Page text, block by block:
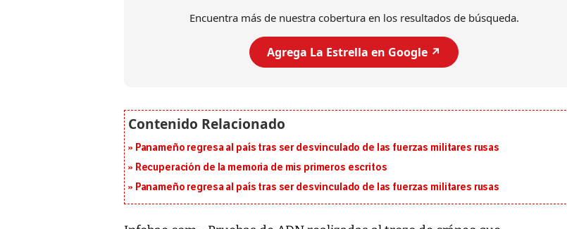
Encuentra más de nuestra cobertura en los resultados de búsqueda.
Agrega La Estrella en Google ↗️
Panameño regresa al país tras ser desvinculado de las fuerzas militares rusas
Recuperación de la memoria de mis primeros escritos
Panameño regresa al país tras ser desvinculado de las fuerzas militares rusas
Entre recuerdos y escuetas
da Silva, oficializó este domingo su